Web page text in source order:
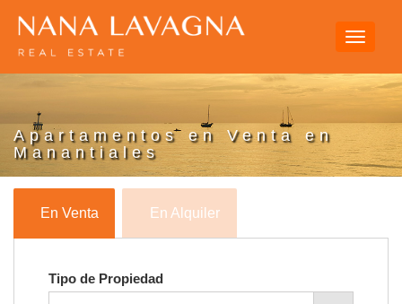
Toggle
Apartamentos en Venta en
Manantiales
En Venta En Alquiler
Tipo de Propiedad